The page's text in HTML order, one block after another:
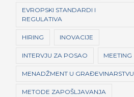
EVROPSKI STANDARDI I
REGULATIVA
HIRING INOVACIJE
INTERVJU ZA POSAO MEETING
MENADŽMENT U GRAĐEVINARSTVU
METODE ZAPOŠLJAVANJA